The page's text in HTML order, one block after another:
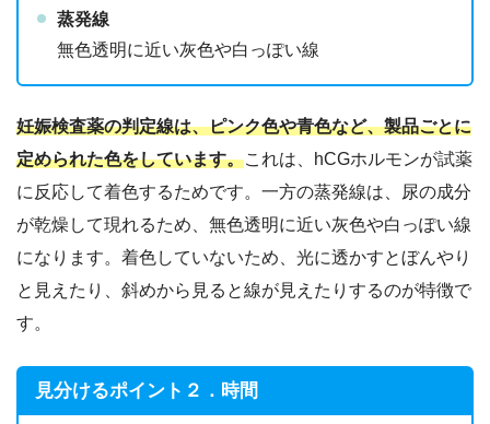
蒸発線
無色透明に近い灰色や白っぽい線
妊娠検査薬の判定線は、ピンク色や青色など、製品ごとに
定められた色をしています。これは、
hCGホルモンが試薬
に反応して着色するためです。一方の蒸発線は、尿の成分
が乾燥して現れるため、無色透明に近い灰色や白っぽい線
になります。着色していないため、光に透かすとぼんやり
と見えたり、斜めから見ると線が見えたりするのが特徴で
す。
見分けるポイント２．時間